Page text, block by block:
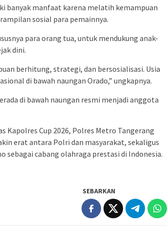
banyak manfaat karena melatih kemampuan
sosial para pemainnya.
para orang tua, untuk mendukung anak-
dini.
berhitung, strategi, dan bersosialisasi. Usia
di bawah naungan Orado,” ungkapnya.
di bawah naungan resmi menjadi anggota
Kapolres Cup 2026, Polres Metro Tangerang
erat antara Polri dan masyarakat, sekaligus
sebagai cabang olahraga prestasi di Indonesia.
SEBARKAN